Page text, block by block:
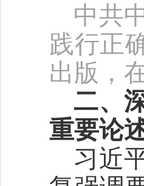
中共
践行正
出版，
二、
重要论
习近